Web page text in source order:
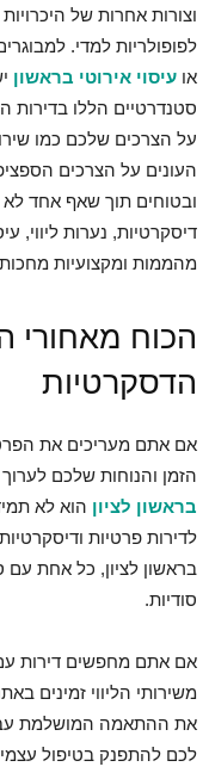
וצורות אחרות של
לפופולריות למדי.
או עיסוי אירוטי בראשון
סטנדרטיים הללו
על הצרכים שלכם כמו
העונים על הצרכים
ובטוחים תוך שאף אחד לא
דיסקרטיות, נערות ליווי,
מהממות ומקצועיות
הכוח מאחורי
הדסקרטיות
אם אתם מעריכים את
הזמן והנוחות שלכם
בראשון לציון הוא לא
לדירות פרטיות
בראשון לציון, כל אחת
סודיות.
אם אתם מחפשים דירות
את ההתאמה המושלמת
לכם להתפנק בטיפול עצמי